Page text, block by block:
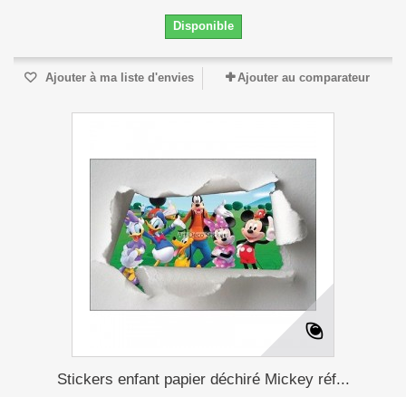
Disponible
Ajouter à ma liste d'envies Ajouter au comparateur
Stickers enfant papier déchiré Mickey réf...